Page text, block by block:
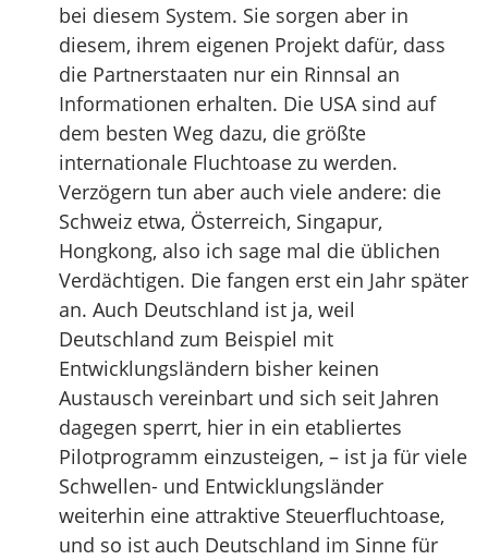
bei diesem System. Sie sorgen aber in
diesem, ihrem eigenen Projekt dafür, dass
die Partnerstaaten nur ein Rinnsal an
Informationen erhalten. Die USA sind auf
dem besten Weg dazu, die größte
internationale Fluchtoase zu werden.
Verzögern tun aber auch viele andere: die
Schweiz etwa, Österreich, Singapur,
Hongkong, also ich sage mal die üblichen
Verdächtigen. Die fangen erst ein Jahr später
an. Auch Deutschland ist ja, weil
Deutschland zum Beispiel mit
Entwicklungsländern bisher keinen
Austausch vereinbart und sich seit Jahren
dagegen sperrt, hier in ein etabliertes
Pilotprogramm einzusteigen, – ist ja für viele
Schwellen- und Entwicklungsländer
weiterhin eine attraktive Steuerfluchtoase,
und so ist auch Deutschland im Sinne für